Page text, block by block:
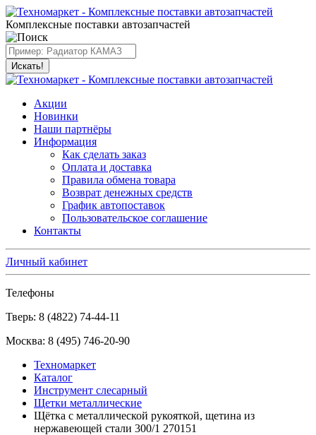
Комплексные поставки автозапчастей
Искать!
Акции
Новинки
Наши партнёры
Информация
Как сделать заказ
Оплата и доставка
Правила обмена товара
Возврат денежных средств
График автопоставок
Пользовательское соглашение
Контакты
Личный кабинет
Телефоны
Тверь: 8 (4822) 74-44-11
Москва: 8 (495) 746-20-90
Техномаркет
Каталог
Инструмент слесарный
Щетки металлические
Щётка с металлической рукояткой, щетина из
нержавеющей стали 300/1 270151